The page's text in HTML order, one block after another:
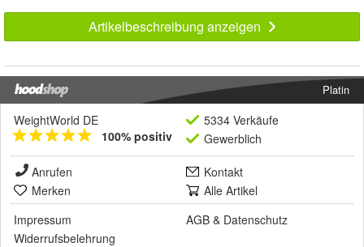
Artikelbeschreibung anzeigen
Platin
WeightWorld DE
100% positiv
5334 Verkäufe
Gewerblich
Anrufen
Kontakt
Merken
Alle Artikel
Impressum
AGB & Datenschutz
Widerrufsbelehrung